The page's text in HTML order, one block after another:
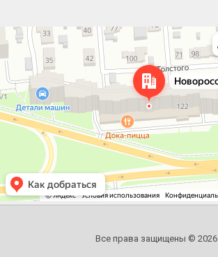
Челябинск
Новороссийская улица, 122 — Яндекс.Карты
Все права защищены © 2026